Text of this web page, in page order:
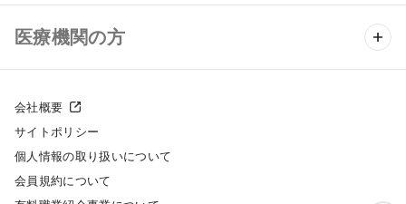
クリニック物件検索
クリニックの開業スタイル
クリニック開業までの流れ
医師求人 TOP
常勤求人検索
スポット求人検索
医療機関の方
採用をお考えの医療機関の方
会社概要
サイトポリシー
個人情報の取り扱いについて
会員規約について